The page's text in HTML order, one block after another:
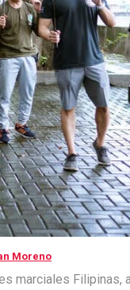
Moreno
marciales Filipinas,